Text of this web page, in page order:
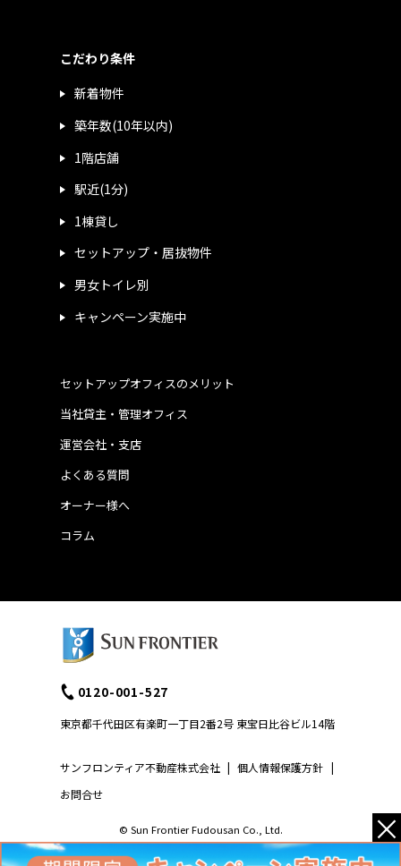
こだわり条件
新着物件
築年数(10年以内)
1階店舗
駅近(1分)
1棟貸し
セットアップ・居抜物件
男女トイレ別
キャンペーン実施中
運営会社・支店
よくある質問
当社貸主・管理オフィス
オーナー様へ
コラム
セットアップオフィスのメリット
サンフロンティア不動産株式会社 | 個人情報保護方針 |
お問合せ
0120-001-527
東京都千代田区有楽町一丁目2番2号 東宝日比谷ビル14階
© Sun Frontier Fudousan Co., Ltd. ×